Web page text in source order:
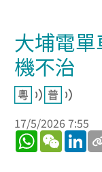
大埔電
機不治
17/5/2026 7:55
WhatsApp
WeChat